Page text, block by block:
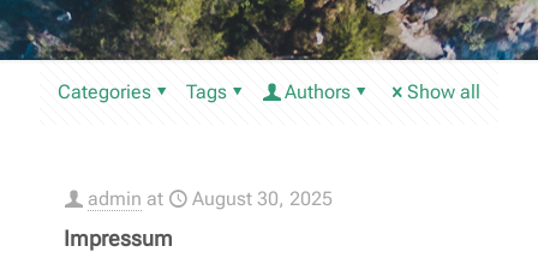
Categories Tags Authors Show all
admin at August 30, 2025
Impressum